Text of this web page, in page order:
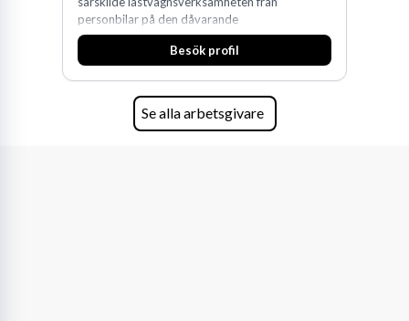
personbilar på den dåvarande
huvudanläggningen i Värnamo. Sedan dess har
man expanderat kraftigt genom ett antal
Lastvagnar och finns representerade på 20
orter i södra Sverige.
Besök profil
Se alla arbetsgivare